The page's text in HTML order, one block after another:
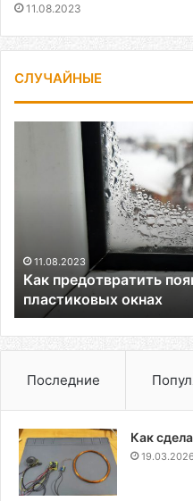
11.08.2023
СЛУЧАЙНЫЕ
предотвратить
пластиковых
11.08.2023
Как предотвратить
пластиковых окнах
Последние
Как
19.03.2026